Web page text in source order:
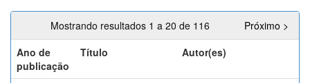
Mostrando resultados 1 a 20 de 116
Próximo >
Ano de
publicação
Título Autor(es)